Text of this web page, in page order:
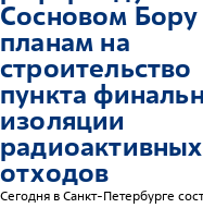
Сосновом
планам на
строительство
пункта
изоляции
радиоактивных
отходов
Сегодня в Санкт-Петербурге